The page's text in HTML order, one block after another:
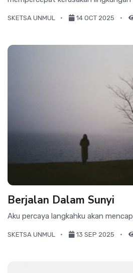
SKETSA UNMUL 14 OCT 2025
Berjalan Dalam Sunyi
Aku percaya langkahku akan
SKETSA UNMUL 13 SEP 2025